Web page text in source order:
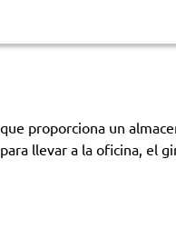
proporciona un
llevar a la oficina, el